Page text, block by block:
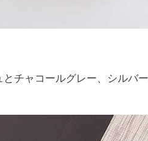
チャコールグレー、シルバ